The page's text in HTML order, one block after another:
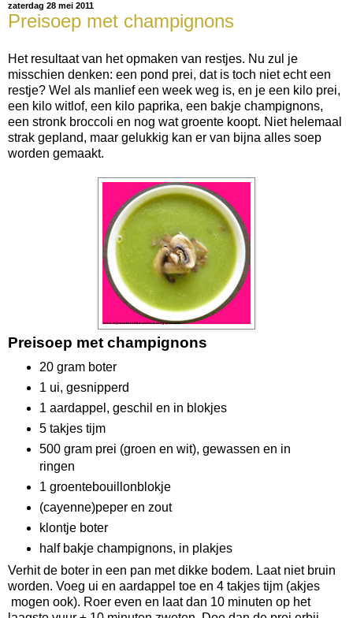
zaterdag 28 mei 2011
Preisoep met champignons
Het resultaat van het opmaken van restjes. Nu zul je
misschien denken: een pond prei, dat is toch niet echt een
restje? Wel als manlief een week weg is, en je een kilo prei,
een kilo witlof, een kilo paprika, een bakje champignons,
een stronk broccoli en nog wat groente koopt. Niet helemaal
strak gepland, maar gelukkig kan er van bijna alles soep
worden gemaakt.
Preisoep met champignons
20 gram boter
1 ui, gesnipperd
1 aardappel, geschil en in blokjes
5 takjes tijm
500 gram prei (groen en wit), gewassen en in
ringen
1 groentebouillonblokje
(cayenne)peper en zout
klontje boter
half bakje champignons, in plakjes
Verhit de boter in een pan met dikke bodem. Laat niet bruin
worden. Voeg ui en aardappel toe en 4 takjes tijm (akjes
mogen ook). Roer even en laat dan 10 minuten op het